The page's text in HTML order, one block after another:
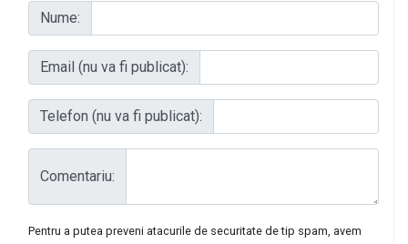
Nume:
Email (nu va fi publicat):
Telefon (nu va fi publicat):
Comentariu:
Pentru a putea preveni atacurile de securitate de tip spam, avem